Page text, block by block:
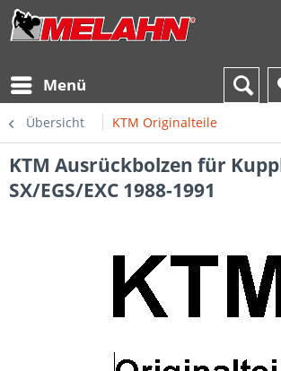
Menü
Übersicht KTM Originalteile
KTM Ausrückbolzen für
SX/EGS/EXC 1988-1991